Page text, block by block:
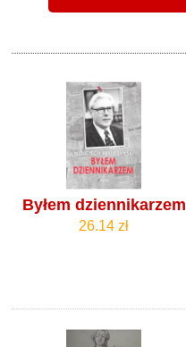
Byłem dziennikarzem
26.14 zł